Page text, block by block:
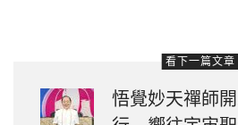
看下一篇文章
悟覺妙天禪師